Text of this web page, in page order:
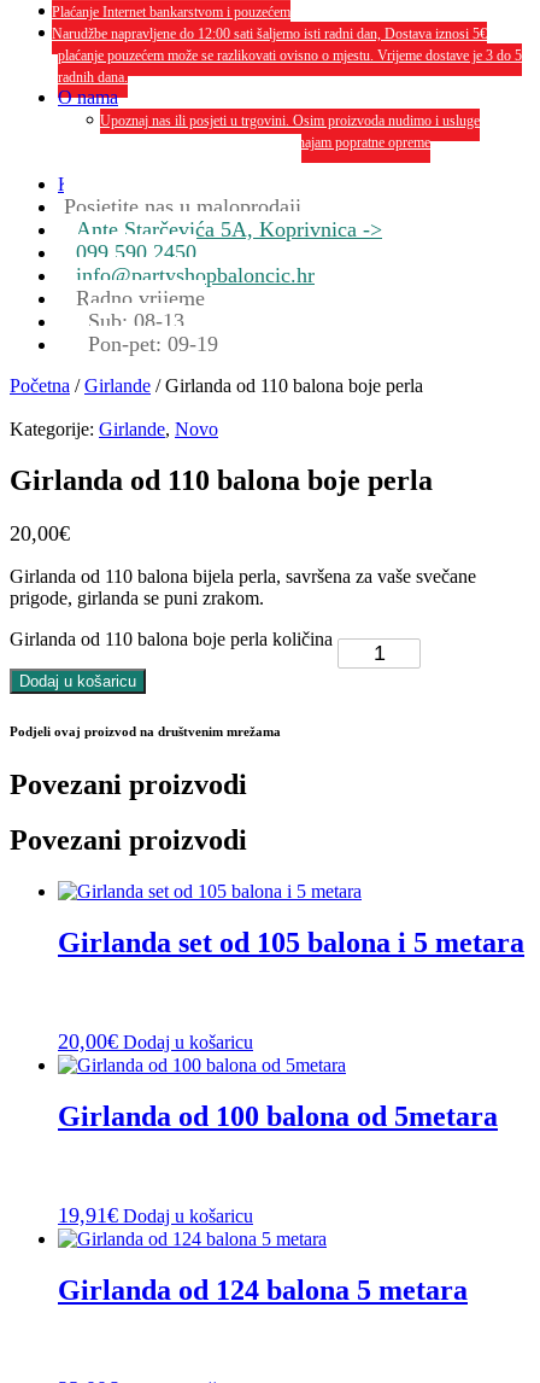
Plaćanje Internet bankarstvom i pouzećem
Narudžbe napravljene do 12:00 sati šaljemo isti radni dan, Dostava iznosi 5€
plaćanje pouzećem može se razlikovati ovisno o mjestu. Vrijeme dostave je 3 do 5
radnih dana.
O nama
Upoznaj nas ili posjeti u trgovini. Osim proizvoda nudimo i usluge
dekoriranja interijera i eksterija te najam popratne opreme
Kontakt
Posjetite nas u maloprodaji
Ante Starčevića 5A, Koprivnica ->
099 590 2450
info@partyshopbaloncic.hr
Radno vrijeme
Sub: 08-13
Pon-pet: 09-19
Početna /Girlande / Girlanda od 110 balona boje perla
Kategorije: Girlande, Novo
Girlanda od 110 balona boje perla
20,00€
Girlanda od 110 balona bijela perla, savršena za vaše svečane
prigode, girlanda se puni zrakom.
Girlanda od 110 balona boje perla količina
Dodaj u košaricu
Podjeli ovaj proizvod na društvenim mrežama
Povezani proizvodi
Povezani proizvodi
Girlanda set od 105 balona i 5 metara
20,00€ Dodaj u košaricu
Girlanda od 100 balona od 5metara
19,91€ Dodaj u košaricu
Girlanda od 124 balona 5 metara